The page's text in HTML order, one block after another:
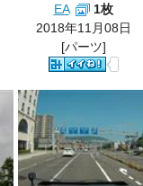
EA
1枚
2018年11月08日
[パーツ]